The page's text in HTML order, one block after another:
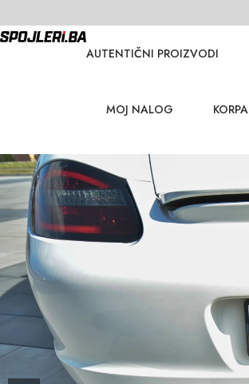
AUTENTIČNI PROIZVODI
MOJ NALOG KORPA